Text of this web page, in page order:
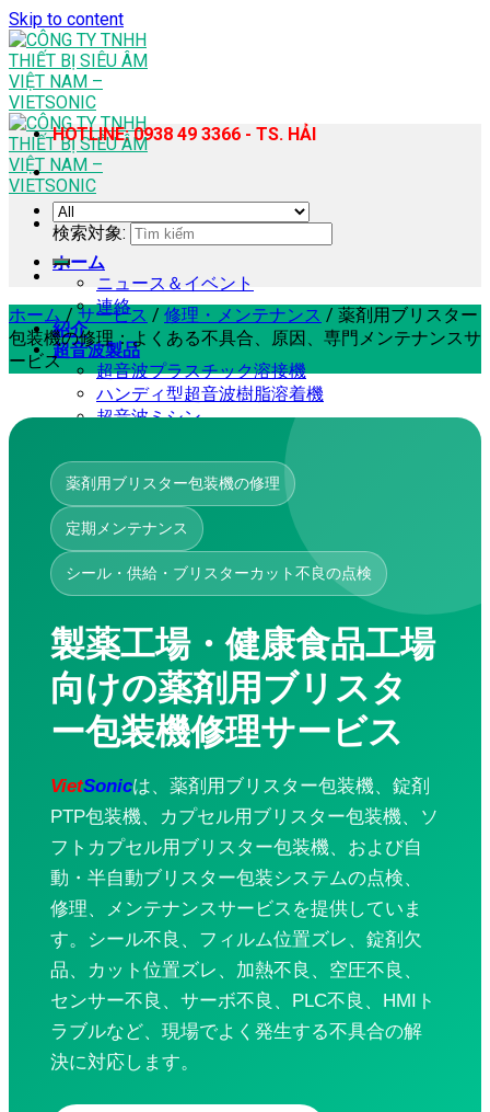
Skip to content
ホーム
ニュース＆イベント
連絡
紹介
超音波製品
超音波プラスチック溶接機
ハンディ型超音波樹脂溶着機
超音波ミシン
超音波ホモジナイザー・抽出機
超音波カッター
超音波スズはんだ付け機
超音波洗浄機
金属用超音波溶接機
バッグ製造ライン
サービス
企業研修
コンサルティング・設計
精密機械加工サービス
修理・メンテナンス
防水工事サービス
応用動画
超音波溶着機
超音波カッター
ハンディ型超音波溶着機
超音波はんだ付け機
超音波攪拌・抽出装置
布袋製造機
超音波振動ふるい機
超音波スプレーコーティングシステム
ダウンロード
HOTLINE: 0938 49 3366 - TS. HẢI
検索対象:
ホーム / サービス / 修理・メンテナンス / 薬剤用ブリスター
包装機の修理：よくある不具合、原因、専門メンテナンスサ
ービス
薬剤用ブリスター包装機の修理
定期メンテナンス
シール・供給・ブリスターカット不良の点検
製薬工場・健康食品工場
向けの薬剤用ブリスタ
ー包装機修理サービス
VietSonicは、薬剤用ブリスター包装機、錠剤
PTP包装機、カプセル用ブリスター包装機、ソ
フトカプセル用ブリスター包装機、および自
動・半自動ブリスター包装システムの点検、
修理、メンテナンスサービスを提供していま
す。シール不良、フィルム位置ズレ、錠剤欠
品、カット位置ズレ、加熱不良、空圧不良、
センサー不良、サーボ不良、PLC不良、HMIト
ラブルなど、現場でよく発生する不具合の解
決に対応します。